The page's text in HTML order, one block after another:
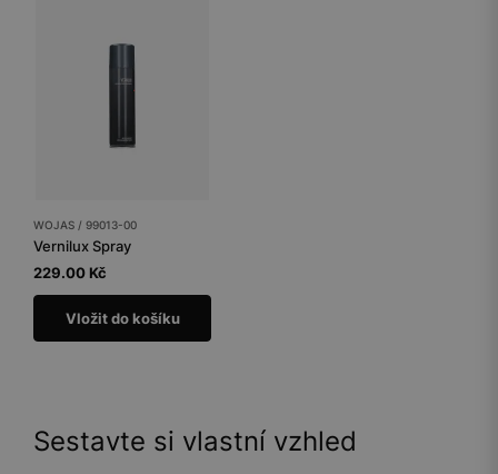
WOJAS / 99013-00
Vernilux Spray
229.00 Kč
Vložit do košíku
Sestavte si vlastní vzhled